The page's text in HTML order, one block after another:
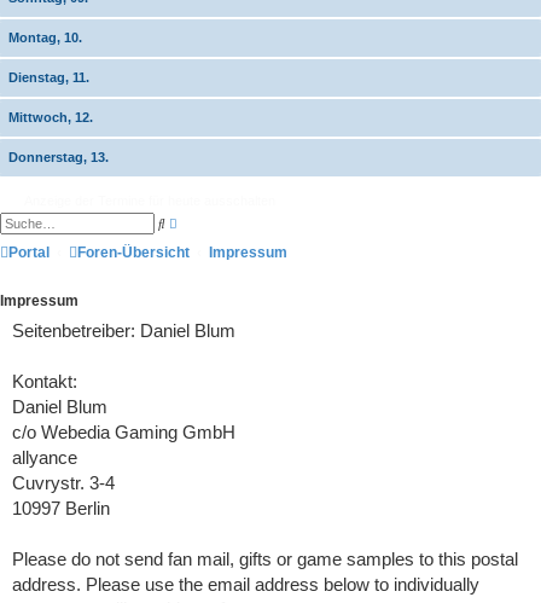
Montag, 10.
Dienstag, 11.
Mittwoch, 12.
Donnerstag, 13.
S
c w
e
t
Portal Foren-Übersicht Impressum
Impressum
Seitenbetreiber: Daniel Blum
Kontakt:
Daniel Blum
c/o Webedia Gaming GmbH
allyance
Cuvrystr. 3-4
10997 Berlin
Please do not send fan mail, gifts or game samples to this postal
address. Please use the email address below to individually